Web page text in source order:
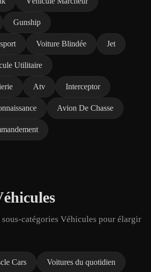
Gunship
Voiture Blindée Jet
Utilitaire
Atv Interceptor
Avion De Chasse
sous-catégories Véhicules pour élargir
Cars Voitures du quotidien